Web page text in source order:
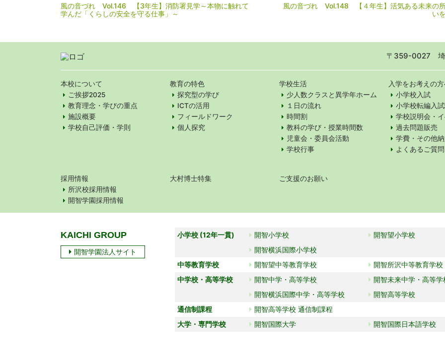
風の音づれ Vol.146 【3年生】消防署見学～本物に触れて
学んだ「くらしの安全を守る仕事」～
風の音づれ Vol.148 【４年生】活気ある未来の
い
〒359-0027 埼
本校について
ご挨拶2025
教育理念・学びの重点
施設概要
学校自己評価・学則
教育の特色
探究型の学び
ICTの活用
フィールドワーク
個人探究
学校生活
少人数クラスと異学年ホーム
１日の流れ
時間割
教科の学び・授業時間数
児童会・委員会活動
学校行事
入学をお考えの
小学校入試
小学校転編入
学校説明会・
過去問題販売
学費・その他
よくあるご質問
採用情報
所沢校採用情報
開智学園採用情報
大村博士特集 ご支援のお願い
KAICHI GROUP
開智学園法人サイト
小学校 (12年一貫) 開智小学校 開智望小学校
開智横浜国際小学校
中等教育学校
開智望中等教育学校
開智所沢中等教育学校
中学校・高等学校
開智中学・高等学校 開智未来中学・高等学
開智横浜国際中学・高等学校
開智高等学校
通信制課程
開智高等学校 通信制課程
大学・専門学校
開智国際大学 開智国際日本語学校